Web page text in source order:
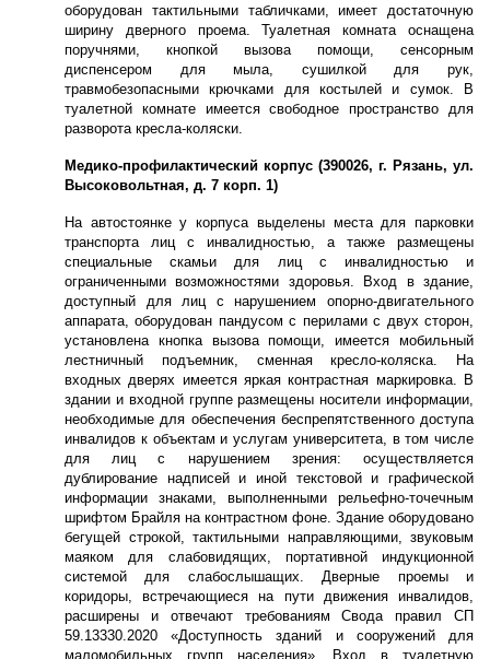
оборудован тактильными табличками, имеет достаточную
ширину дверного проема. Туалетная комната оснащена
поручнями, кнопкой вызова помощи, сенсорным
диспенсером для мыла, сушилкой для рук,
травмобезопасными крючками для костылей и сумок. В
туалетной комнате имеется свободное пространство для
разворота кресла-коляски.
Медико-профилактический корпус (390026, г. Рязань, ул.
Высоковольтная, д. 7 корп. 1)
На автостоянке у корпуса выделены места для парковки
транспорта лиц с инвалидностью, а также размещены
специальные скамьи для лиц с инвалидностью и
ограниченными возможностями здоровья. Вход в здание,
доступный для лиц с нарушением опорно-двигательного
аппарата, оборудован пандусом с перилами с двух сторон,
установлена кнопка вызова помощи, имеется мобильный
лестничный подъемник, сменная кресло-коляска. На
входных дверях имеется яркая контрастная маркировка. В
здании и входной группе размещены носители информации,
необходимые для обеспечения беспрепятственного доступа
инвалидов к объектам и услугам университета, в том числе
для лиц с нарушением зрения: осуществляется
дублирование надписей и иной текстовой и графической
информации знаками, выполненными рельефно-точечным
шрифтом Брайля на контрастном фоне. Здание оборудовано
бегущей строкой, тактильными направляющими, звуковым
маяком для слабовидящих, портативной индукционной
системой для слабослышащих. Дверные проемы и
коридоры, встречающиеся на пути движения инвалидов,
расширены и отвечают требованиям Свода правил СП
59.13330.2020 «Доступность зданий и сооружений для
маломобильных групп населения». Вход в туалетную